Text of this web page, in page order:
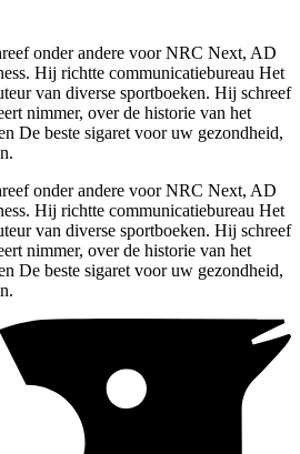
onder andere voor NRC Next, AD
Hij richtte communicatiebureau Het
van diverse sportboeken. Hij schreef
nimmer, over de historie van het
De beste sigaret voor uw gezondheid,
onder andere voor NRC Next, AD
Hij richtte communicatiebureau Het
van diverse sportboeken. Hij schreef
nimmer, over de historie van het
De beste sigaret voor uw gezondheid,